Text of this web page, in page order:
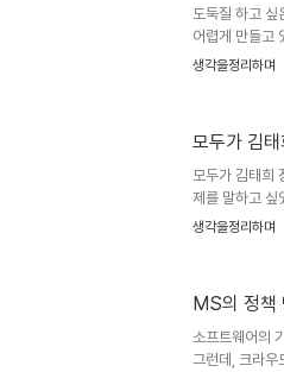
이 존재하지
따라..
도둑질 하고 싶
어렵게 만들고
세상은 편리하
을 찾아야하지
억을 너머 이
..
생각을정리하며
모두가 김
모두가 김태희
제를 말하고 싶
생각되지만, 해
한 건 온통 잘
잣대 아래 누구
생각을정리하며
MS의 정책
소프트웨어의
그런데, 크라우